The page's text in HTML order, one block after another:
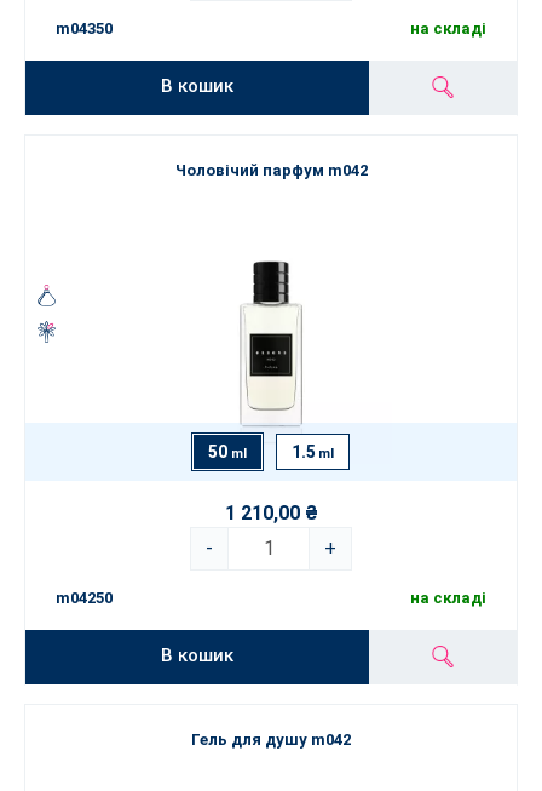
m04350 на складі
В кошик
Чоловічий парфум m042
50 ml 1.5 ml
1 210,00 ₴
-
+
m04250 на складі
В кошик
Гель для душу m042